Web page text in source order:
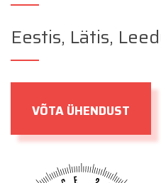
Eestis, Lätis,
VÕTA ÜHENDUST